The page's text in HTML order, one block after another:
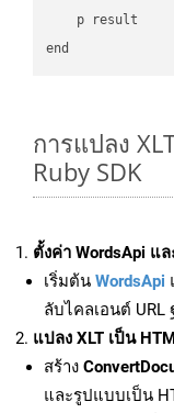
    p result
การแปลง
Ruby SDK
ตั้งค่า WordsApi แ
เริ่มต้น WordsApi
ลับไคลเอนต์
แปลง XLT เป็น
สร้าง
และรูปแบบเป็น